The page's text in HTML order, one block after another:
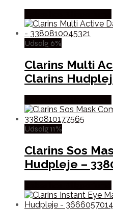
Udsalg 6%
Clarins Multi
Clarins
Udsalg 11%
Clarins Sos
Hudpleje –